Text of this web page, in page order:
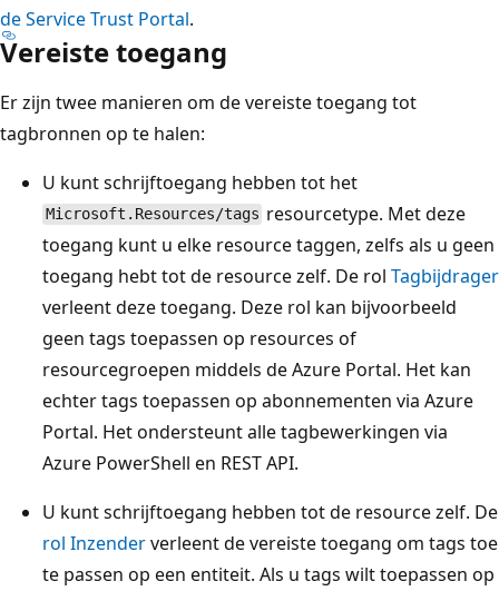
de Service Trust Portal.
Vereiste toegang
Er zijn twee manieren om de vereiste toegang tot
tagbronnen op te halen:
U kunt schrijftoegang hebben tot het
Microsoft.Resources/tags resourcetype. Met deze
toegang kunt u elke resource taggen, zelfs als u geen
toegang hebt tot de resource zelf. De rol Tagbijdrager
verleent deze toegang. Deze rol kan bijvoorbeeld
geen tags toepassen op resources of
resourcegroepen middels de Azure Portal. Het kan
echter tags toepassen op abonnementen via Azure
Portal. Het ondersteunt alle tagbewerkingen via
Azure PowerShell en REST API.
U kunt schrijftoegang hebben tot de resource zelf. De
rol Inzenderverleent de vereiste toegang om tags toe
te passen op een entiteit. Als u tags wilt toepassen op